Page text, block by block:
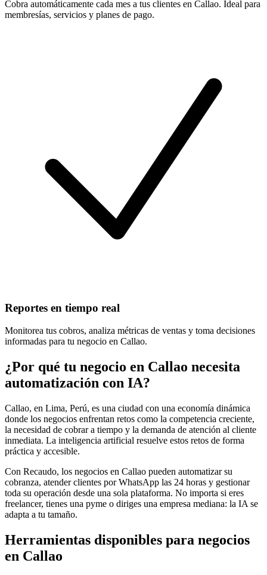
Cobra automáticamente cada mes a tus clientes en Callao. Ideal para
membresías, servicios y planes de pago.
Reportes en tiempo real
Monitorea tus cobros, analiza métricas de ventas y toma decisiones
informadas para tu negocio en Callao.
¿Por qué tu negocio en Callao necesita
automatización con IA?
Callao, en Lima, Perú, es una ciudad con una economía dinámica
donde los negocios enfrentan retos como la competencia creciente,
la necesidad de cobrar a tiempo y la demanda de atención al cliente
inmediata. La inteligencia artificial resuelve estos retos de forma
práctica y accesible.
Con Recaudo, los negocios en Callao pueden automatizar su
cobranza, atender clientes por WhatsApp las 24 horas y gestionar
toda su operación desde una sola plataforma. No importa si eres
freelancer, tienes una pyme o diriges una empresa mediana: la IA se
adapta a tu tamaño.
Herramientas disponibles para negocios
en Callao